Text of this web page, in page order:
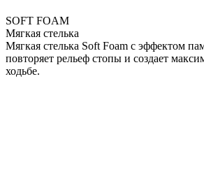
SOFT FOAM
Мягкая стелька
Мягкая стелька Soft Foam с эффектом
повторяет рельеф стопы и создает
ходьбе.